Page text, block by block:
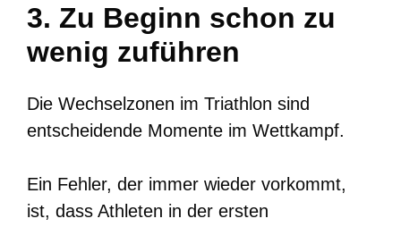
3. Zu Beginn schon zu
wenig zuführen
Die Wechselzonen im Triathlon sind
entscheidende Momente im Wettkampf.
Ein Fehler, der immer wieder vorkommt,
ist, dass Athleten in der ersten